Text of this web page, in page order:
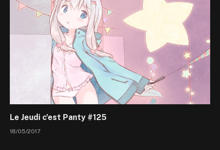
Le Jeudi c’est Panty #125
18/05/2017